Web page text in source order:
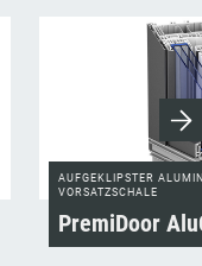
AUFGEKLIPSTER
VORSATZSCHALE
PremiDoor